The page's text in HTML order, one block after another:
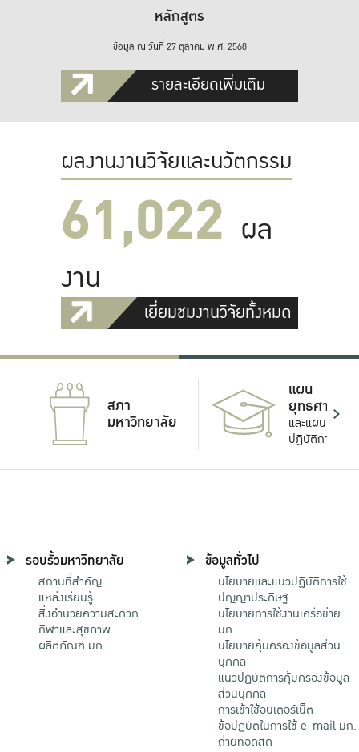
หลักสูตร
ข้อมูล ณ วันที่ 27 ตุลาคม พ.ศ. 2568
รายละเอียดเพิ่มเติม
ผลงานงานวิจัยและนวัตกรรม
61,022 ผล
งาน
เยี่ยมชมงานวิจัยทั้งหมด
สภา
มหาวิทยาลัย
แผน
ยุทธศาสตร์
และแผน
ปฏิบัติการ
รอบรั้วมหาวิทยาลัย
สถานที่สำคัญ
แหล่งเรียนรู้
สิ่งอำนวยความสะดวก
กีฬาและสุขภาพ
ผลิตภัณฑ์ มก.
ข้อมูลทั่วไป
นโยบายและแนวปฏิบัติการใช้
ปัญญาประดิษฐ์
นโยบายการใช้งานเครือข่าย
มก.
นโยบายคุ้มครองข้อมูลส่วน
บุคคล
แนวปฏิบัติการคุ้มครองข้อมูล
ส่วนบุคคล
การเข้าใช้อินเตอร์เน็ต
ข้อปฏิบัติในการใช้ e-mail มก.
ถ่ายทอดสด